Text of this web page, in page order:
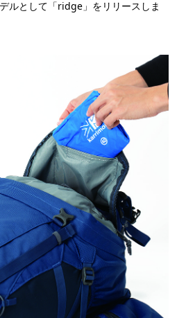
ルとして「ridge」をリリースしま